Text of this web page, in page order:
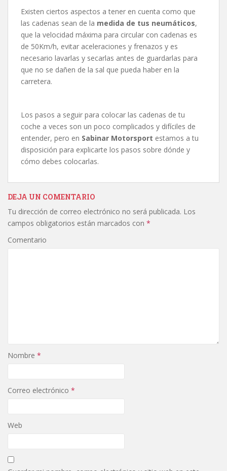
Existen ciertos aspectos a tener en cuenta como que
las cadenas sean de la medida de tus neumáticos,
que la velocidad máxima para circular con cadenas es
de 50Km/h, evitar aceleraciones y frenazos y es
necesario lavarlas y secarlas antes de guardarlas para
que no se dañen de la sal que pueda haber en la
carretera.
Los pasos a seguir para colocar las cadenas de tu
coche a veces son un poco complicados y difíciles de
entender, pero en Sabinar Motorsport estamos a tu
disposición para explicarte los pasos sobre dónde y
cómo debes colocarlas.
DEJA UN COMENTARIO
Tu dirección de correo electrónico no será publicada. Los
campos obligatorios están marcados con *
Comentario
Nombre *
Correo electrónico *
Web